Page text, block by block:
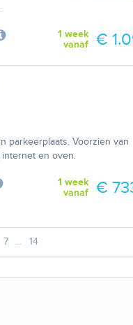
1 week
vanaf
€
parkeerplaats. Voorzien van
internet en oven.
1 week
vanaf
€
7 … 14